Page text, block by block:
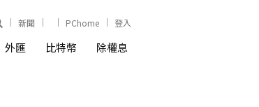
新聞 PChome 登入
外匯 比特幣 除權息